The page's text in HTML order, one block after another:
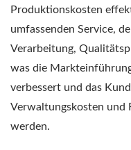
Produktionskosten
umfassenden Service,
Verarbeitung,
was die
verbessert und das
Verwaltungskosten und
werden.